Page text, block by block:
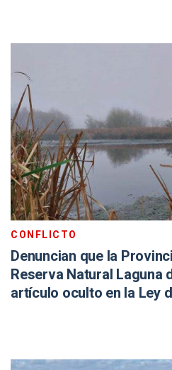
CONFLICTO
Denuncian que la
Reserva Natural Laguna
artículo oculto en la Ley